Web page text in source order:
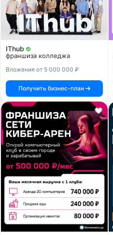
IThub
франшиза колледжа
Вложения от 5 000 000 ₽
Получить бизнес-план